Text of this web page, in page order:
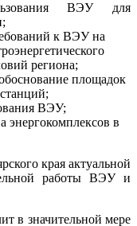
ВЭУ для
к ВЭУ на
региона;
площадок
ВЭУ;
энергокомплексов в
края актуальной
работы ВЭУ и
в значительной мере